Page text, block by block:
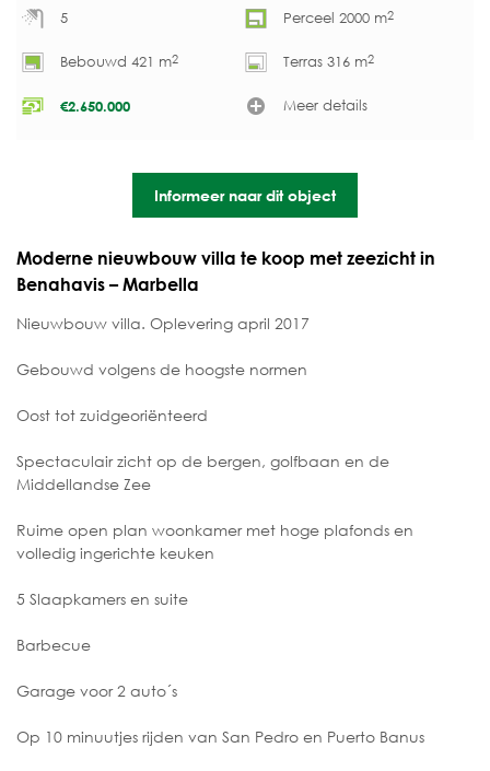
5 Perceel 2000 m2
Bebouwd 421 m2 Terras 316 m2
€2.650.000 Meer details
Informeer naar dit object
Moderne nieuwbouw villa te koop met zeezicht in
Benahavis – Marbella
Nieuwbouw villa. Oplevering april 2017
Gebouwd volgens de hoogste normen
Oost tot zuidgeoriënteerd
Spectaculair zicht op de bergen, golfbaan en de
Middellandse Zee
Ruime open plan woonkamer met hoge plafonds en
volledig ingerichte keuken
5 Slaapkamers en suite
Barbecue
Garage voor 2 auto´s
Op 10 minuutjes rijden van San Pedro en Puerto Banus